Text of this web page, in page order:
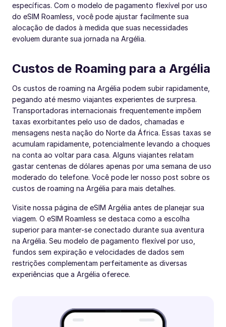
específicas. Com o modelo de pagamento flexível por uso
do eSIM Roamless, você pode ajustar facilmente sua
alocação de dados à medida que suas necessidades
evoluem durante sua jornada na Argélia.
Custos de Roaming para a Argélia
Os custos de roaming na Argélia podem subir rapidamente,
pegando até mesmo viajantes experientes de surpresa.
Transportadoras internacionais frequentemente impõem
taxas exorbitantes pelo uso de dados, chamadas e
mensagens nesta nação do Norte da África. Essas taxas se
acumulam rapidamente, potencialmente levando a choques
na conta ao voltar para casa. Alguns viajantes relatam
gastar centenas de dólares apenas por uma semana de uso
moderado do telefone. Você pode ler nosso post sobre os
custos de roaming na Argélia para mais detalhes.
Visite nossa página de eSIM Argélia antes de planejar sua
viagem. O eSIM Roamless se destaca como a escolha
superior para manter-se conectado durante sua aventura
na Argélia. Seu modelo de pagamento flexível por uso,
fundos sem expiração e velocidades de dados sem
restrições complementam perfeitamente as diversas
experiências que a Argélia oferece.